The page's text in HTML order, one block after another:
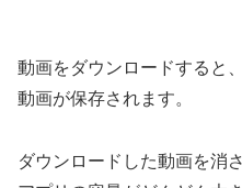
動画をダウンロードすると
動画が保存されます。
ダウンロードした動画を消